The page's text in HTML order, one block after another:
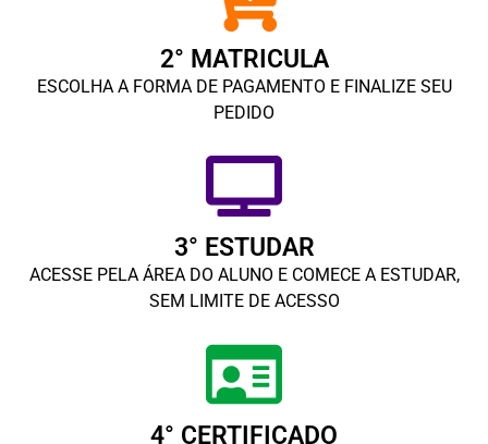
2° MATRICULA
ESCOLHA A FORMA DE PAGAMENTO E FINALIZE SEU
PEDIDO
3° ESTUDAR
ACESSE PELA ÁREA DO ALUNO E COMECE A ESTUDAR,
SEM LIMITE DE ACESSO
4° CERTIFICADO